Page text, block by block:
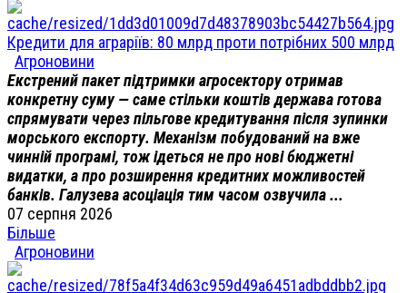
Кредити для аграріїв: 80 млрд проти потрібних 500 млрд
Агроновини
Екстрений пакет підтримки агросектору отримав
конкретну суму — саме стільки коштів держава готова
спрямувати через пільгове кредитування після зупинки
морського експорту. Механізм побудований на вже
чинній програмі, тож ідеться не про нові бюджетні
видатки, а про розширення кредитних можливостей
банків. Галузева асоціація тим часом озвучила ...
07 серпня 2026
Більше
Агроновини